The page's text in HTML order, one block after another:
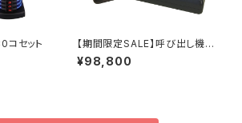
セット
【期間限定SALE】呼び出し機
ＲＣＬコール 10個セット 飲食
店 フードコート 病院 ペー
¥98,800